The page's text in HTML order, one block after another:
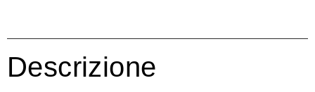
Descrizione